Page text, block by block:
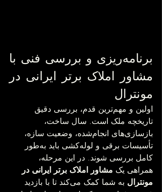
مونترال
اولین و مهم‌ترین قدم، بررسی دقیق
تاریخچه ملک است. سال ساخت،
بازسازی‌های انجام‌شده، وضعیت سازه،
تأسیسات برقی و لوله‌کشی باید به‌طور
کامل بررسی شوند. در این مرحله،
همراهی یک مشاور املاک برتر ایرانی در
مونترال
به شما کمک می‌کند تا با بازدید